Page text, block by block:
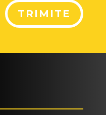
TRIMITE